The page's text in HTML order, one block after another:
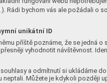
Rádi bychom vás ale požádali o
unikátní ID
příště poznáme, že se jedná o
vyhodnotit návštěvnost.
a odmítnutí si ukládáme
neptali. Můžete je kdykoli později
znaky cílového charakteru
blokový charakter zástavby
občanského vybavení všeho druhu,
strukturace veřejných prostranství
městské osy s vysokou koncentrací
a klidnějších až sousedských ulic,
intenzivně prostavěného městského
a otevřených parkově upravených